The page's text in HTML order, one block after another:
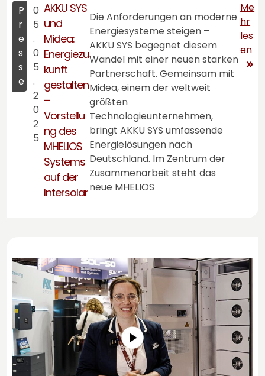
P
r
e
s
s
e
0
5
.
0
5
.
2
0
2
5
AKKU SYS
und
Midea:
Energiezu
kunft
gestalten
–
Vorstellu
ng des
MHELIOS
Systems
auf der
Intersolar
Die Anforderungen an moderne
Energiesysteme steigen –
AKKU SYS begegnet diesem
Wandel mit einer neuen starken
Partnerschaft. Gemeinsam mit
Midea, einem der weltweit
größten
Technologieunternehmen,
bringt AKKU SYS umfassende
Energielösungen nach
Deutschland. Im Zentrum der
Zusammenarbeit steht das
neue MHELIOS
Me
hr
les
en